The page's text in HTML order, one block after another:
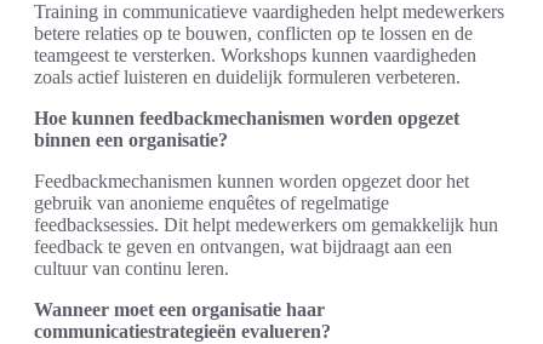
Training in communicatieve vaardigheden helpt medewerkers
betere relaties op te bouwen, conflicten op te lossen en de
teamgeest te versterken. Workshops kunnen vaardigheden
zoals actief luisteren en duidelijk formuleren verbeteren.
Hoe kunnen feedbackmechanismen worden opgezet
binnen een organisatie?
Feedbackmechanismen kunnen worden opgezet door het
gebruik van anonieme enquêtes of regelmatige
feedbacksessies. Dit helpt medewerkers om gemakkelijk hun
feedback te geven en ontvangen, wat bijdraagt aan een
cultuur van continu leren.
Wanneer moet een organisatie haar
communicatiestrategieën evalueren?